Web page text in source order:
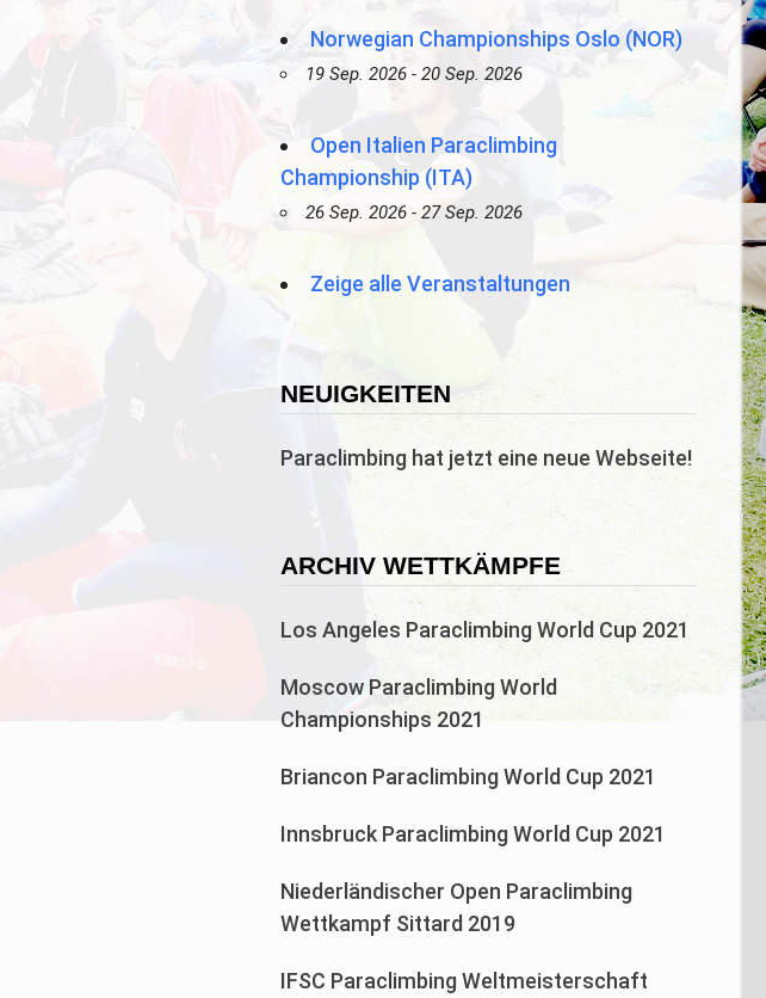
Norwegian Championships Oslo (NOR)
19 Sep. 2026 - 20 Sep. 2026
Open Italien Paraclimbing
Championship (ITA)
26 Sep. 2026 - 27 Sep. 2026
Zeige alle Veranstaltungen
NEUIGKEITEN
Paraclimbing hat jetzt eine neue Webseite!
ARCHIV WETTKÄMPFE
Los Angeles Paraclimbing World Cup 2021
Moscow Paraclimbing World
Championships 2021
Briancon Paraclimbing World Cup 2021
Innsbruck Paraclimbing World Cup 2021
Niederländischer Open Paraclimbing
Wettkampf Sittard 2019
IFSC Paraclimbing Weltmeisterschaft